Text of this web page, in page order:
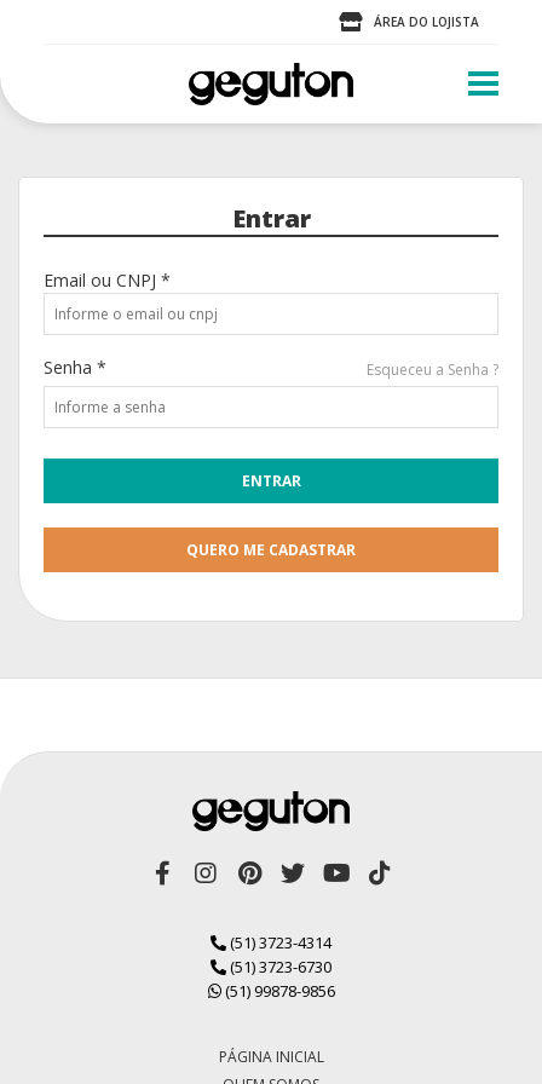
ÁREA DO LOJISTA
Entrar
Email ou CNPJ *
Senha * Esqueceu a Senha ?
QUERO ME CADASTRAR
(51) 3723-4314
(51) 3723-6730
(51) 99878-9856
PÁGINA INICIAL